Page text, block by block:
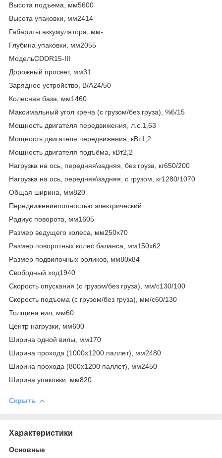
Высота подъема, мм5600
Высота упаковки, мм2414
Габариты аккумулятора, мм-
Глубина упаковки, мм2055
МодельCDDR15-III
Дорожный просвет, мм31
Зарядное устройство, В/А24/50
Колесная база, мм1460
Максимальный угол крена (с грузом/без груза), %6/15
Мощность двигателя передвижения, л.с.1,63
Мощность двигателя передвижения, кВт1,2
Мощность двигателя подъёма, кВт2,2
Нагрузка на ось, передняя\задняя, без груза, кг650/200
Нагрузка на ось, передняя\задняя, с грузом, кг1280/1070
Общая ширина, мм820
Передвижениеполностью электрический
Радиус поворота, мм1605
Размер ведущего колеса, мм250х70
Размер поворотных колес баланса, мм150х62
Размер подвилочных роликов, мм80х84
Свободный ход1940
Скорость опускания (с грузом/без груза), мм/с130/100
Скорость подъема (с грузом/без груза), мм/с60/130
Толщина вил, мм60
Центр нагрузки, мм600
Ширина одной вилы, мм170
Ширина прохода (1000х1200 паллет), мм2480
Ширина прохода (800х1200 паллет), мм2450
Ширина упаковки, мм820
Скрыть
Характеристики
Основные